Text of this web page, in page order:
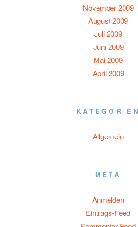
November 2009
August 2009
Juli 2009
Juni 2009
Mai 2009
April 2009
KATEGORIEN
Allgemein
META
Anmelden
Eintrags-Feed